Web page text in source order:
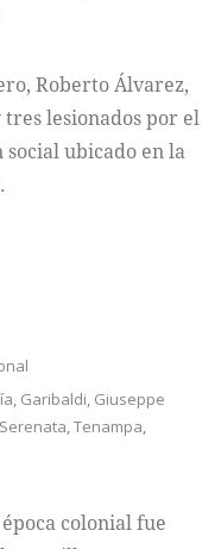
Roberto Álvarez,
lesionados por el
ubicado en la
, Garibaldi, Giuseppe
Serenata,Tenampa,
colonial fue